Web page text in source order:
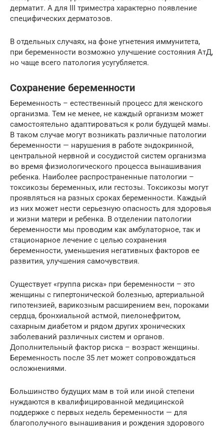
дерматит. А для III триместра характерно появление
специфических дерматозов.
В отдельных случаях, на фоне угнетения иммунитета,
при беременности возможно улучшение состояния АтД,
но чаще всего патология усугубляется.
Сохранение беременности
Беременность – естественный процесс для женского
организма. Тем не менее, не каждый организм может
самостоятельно адаптироваться к роли будущей мамы.
В таком случае могут возникать различные патологии
беременности — нарушения в работе эндокринной,
центральной нервной и сосудистой систем организма
во время физиологического процесса вынашивания
ребенка. Наиболее распространенные патологии –
токсикозы беременных, или гестозы. Токсикозы могут
проявляться на разных сроках беременности. Каждый
из них может нести серьезную опасность для здоровья
и жизни матери и ребенка. В отделении патологии
беременности мы проводим как амбулаторное, так и
стационарное лечение с целью сохранения
беременности, уменьшения негативных факторов ее
развития, улучшения самочувствия.
Существует «группа риска» при беременности – это
женщины с гипертонической болезнью, артериальной
гипотензией, варикозным расширением вен, пороками
сердца, бронхиальной астмой, пиелонефритом,
сахарным диабетом и рядом других хронических
заболеваний различных систем и органов.
Дополнительный фактор риска – возраст женщины.
Беременность после 35 лет может сопровождаться
осложнениями.
Большинство будущих мам в той или иной степени
нуждаются в квалифицированной медицинской
поддержке с первых недель беременности — для
благополучного вынашивания и рождения здорового